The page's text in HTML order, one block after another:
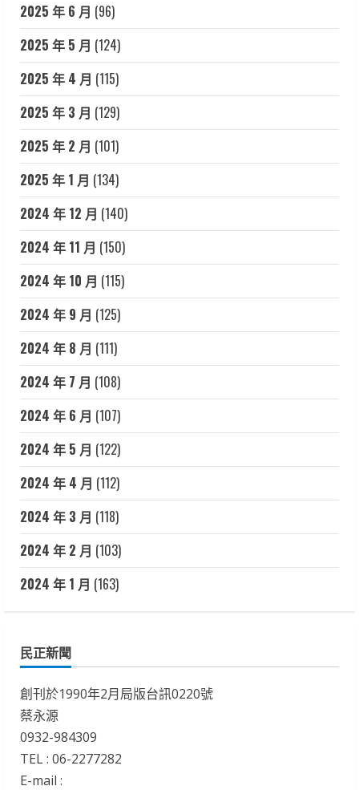
2025 年 6 月 (96)
2025 年 5 月 (124)
2025 年 4 月 (115)
2025 年 3 月 (129)
2025 年 2 月 (101)
2025 年 1 月 (134)
2024 年 12 月 (140)
2024 年 11 月 (150)
2024 年 10 月 (115)
2024 年 9 月 (125)
2024 年 8 月 (111)
2024 年 7 月 (108)
2024 年 6 月 (107)
2024 年 5 月 (122)
2024 年 4 月 (112)
2024 年 3 月 (118)
2024 年 2 月 (103)
2024 年 1 月 (163)
民正新聞
創刊於1990年2月局版台訊0220號
蔡永源
0932-984309
TEL : 06-2277282
E-mail :